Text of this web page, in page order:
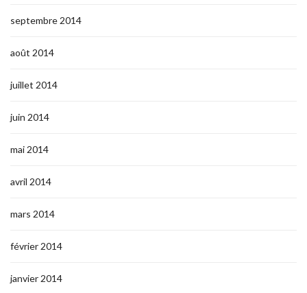
septembre 2014
août 2014
juillet 2014
juin 2014
mai 2014
avril 2014
mars 2014
février 2014
janvier 2014